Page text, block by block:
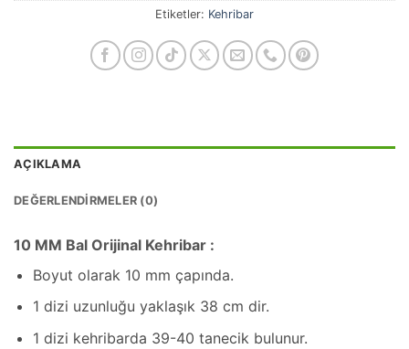
Etiketler: Kehribar
AÇIKLAMA
DEĞERLENDIRMELER (0)
10 MM Bal Orijinal Kehribar :
Boyut olarak 10 mm çapında.
1 dizi uzunluğu yaklaşık 38 cm dir.
1 dizi kehribarda 39-40 tanecik bulunur.